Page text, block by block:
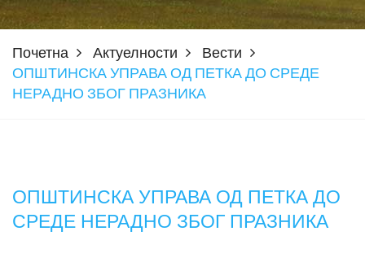
Почетна Актуелности
Вести
ОПШТИНСКА УПРАВА ОД ПЕТКА ДО СРЕДЕ
НЕРАДНО ЗБОГ ПРАЗНИКА
ОПШТИНСКА УПРАВА ОД ПЕТКА ДО
СРЕДЕ НЕРАДНО ЗБОГ ПРАЗНИКА